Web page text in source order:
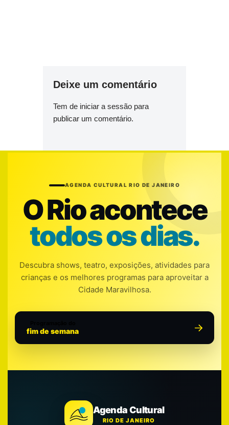
Deixe um comentário
Tem de iniciar a sessão para
publicar um comentário.
AGENDA CULTURAL RIO DE JANEIRO
O Rio acontece
todos os dias.
Descubra shows, teatro, exposições, atividades para
crianças e os melhores programas para aproveitar a
Cidade Maravilhosa.
fim de semana
Agenda Cultural
RIO DE JANEIRO